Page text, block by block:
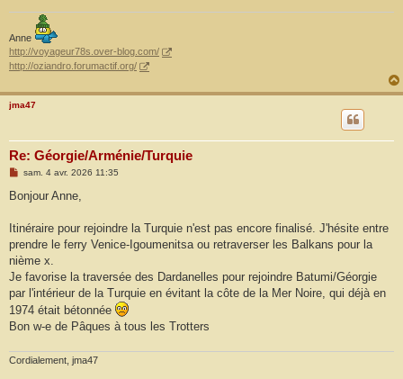
Anne
http://voyageur78s.over-blog.com/
http://oziandro.forumactif.org/
jma47
Re: Géorgie/Arménie/Turquie
M
s
g
sam. 4 avr. 2026 11:35
Bonjour Anne,
Itinéraire pour rejoindre la Turquie n'est pas encore finalisé. J'hésite entre
prendre le ferry Venice-Igoumenitsa ou retraverser les Balkans pour la
nième x.
Je favorise la traversée des Dardanelles pour rejoindre Batumi/Géorgie
par l'intérieur de la Turquie en évitant la côte de la Mer Noire, qui déjà en
1974 était bétonnée
Bon w-e de Pâques à tous les Trotters
Cordialement, jma47